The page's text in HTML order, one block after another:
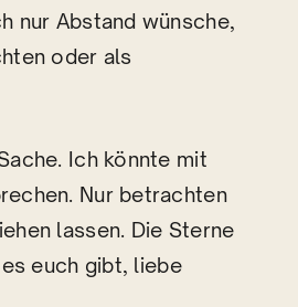
nur Abstand wünsche,
oder als
Ich könnte mit
Nur betrachten
lassen. Die Sterne
euch gibt, liebe